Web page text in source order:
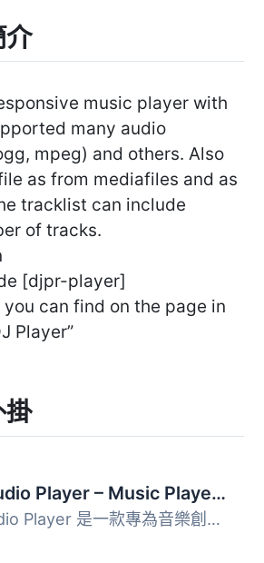
介
music player with
many audio
mpeg) and others. Also
as from mediafiles and as
tracklist can include
of tracks.
[djpr-player]
can find on the page in
Player”
掛
MP3 Audio Player – Music Player, Podcast Player & Radio by Sonaar
MP3 Audio Player 是一款專為音樂創作者、節目製作人及播客設...